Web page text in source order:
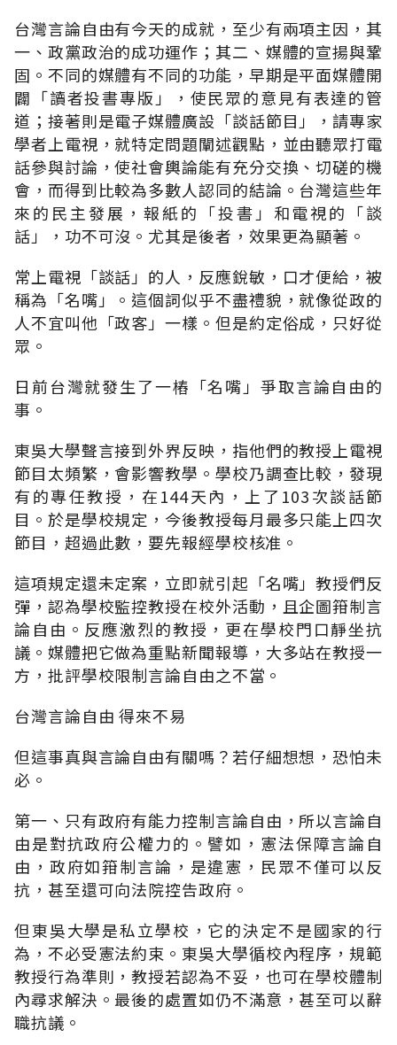
台灣言論自由有今天的成就，至少有兩項主因，其
一、政黨政治的成功運作；其二、媒體的宣揚與鞏
固。不同的媒體有不同的功能，早期是平面媒體開
闢「讀者投書專版」，使民眾的意見有表達的管
道；接著則是電子媒體廣設「談話節目」，請專家
學者上電視，就特定問題闡述觀點，並由聽眾打電
話參與討論，使社會輿論能有充分交換、切磋的機
會，而得到比較為多數人認同的結論。台灣這些年
來的民主發展，報紙的「投書」和電視的「談
話」，功不可沒。尤其是後者，效果更為顯著。
常上電視「談話」的人，反應銳敏，口才便給，被
稱為「名嘴」。這個詞似乎不盡禮貌，就像從政的
人不宜叫他「政客」一樣。但是約定俗成，只好從
眾。
日前台灣就發生了一樁「名嘴」爭取言論自由的
事。
東吳大學聲言接到外界反映，指他們的教授上電視
節目太頻繁，會影響教學。學校乃調查比較，發現
有的專任教授，在144天內，上了103次談話節
目。於是學校規定，今後教授每月最多只能上四次
節目，超過此數，要先報經學校核准。
這項規定還未定案，立即就引起「名嘴」教授們反
彈，認為學校監控教授在校外活動，且企圖箝制言
論自由。反應激烈的教授，更在學校門口靜坐抗
議。媒體把它做為重點新聞報導，大多站在教授一
方，批評學校限制言論自由之不當。
台灣言論自由 得來不易
但這事真與言論自由有關嗎？若仔細想想，恐怕未
必。
第一、只有政府有能力控制言論自由，所以言論自
由是對抗政府公權力的。譬如，憲法保障言論自
由，政府如箝制言論，是違憲，民眾不僅可以反
抗，甚至還可向法院控告政府。
但東吳大學是私立學校，它的決定不是國家的行
為，不必受憲法約束。東吳大學循校內程序，規範
教授行為準則，教授若認為不妥，也可在學校體制
內尋求解決。最後的處置如仍不滿意，甚至可以辭
職抗議。